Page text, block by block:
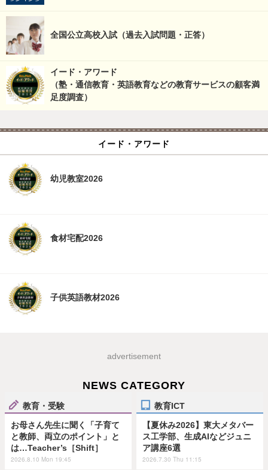
全国公立高校入試（過去入試問題・正答）
イード・アワード
（塾・通信教育・英語教育などの教育サービスの顧客満
足度調査）
イード・アワード
幼児教室2026
食材宅配2026
子供英語教材2026
advertisement
NEWS CATEGORY
教育・受験
お母さん先生に聞く「子育て
と教師、両立のポイント」と
は…Teacher’s［Shift］
2026.8.10 Mon 19:45
教育ICT
【夏休み2026】東大メタバー
ス工学部、生成AIなどジュニ
ア講座6選
2026.7.30 Thu 11:15